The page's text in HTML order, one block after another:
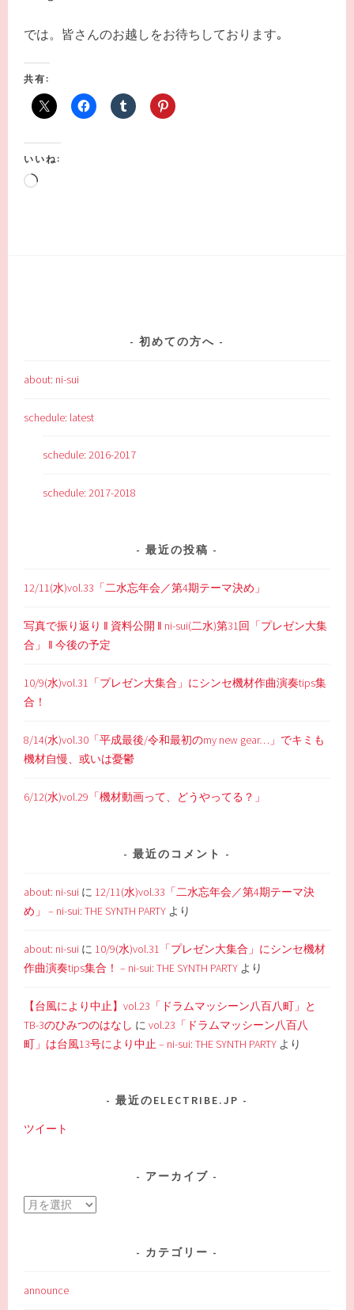
では。皆さんのお越しをお待ちしております｡
共有:
いいね:
読
初めての方へ
about: ni-sui
schedule: latest
schedule: 2016-2017
schedule: 2017-2018
最近の投稿
12/11(水)vol.33「二水忘年会／第4期テーマ決め」
写真で振り返り ‖ 資料公開 ‖ ni-sui(二水)第31回「プレゼン大集
合」 ‖ 今後の予定
10/9(水)vol.31「プレゼン大集合」にシンセ機材作曲演奏tips集
合！
8/14(水)vol.30「平成最後/令和最初のmy new gear…」でキミも
機材自慢、或いは憂鬱
6/12(水)vol.29「機材動画って、どうやってる？」
最近のコメント
about: ni-sui に 12/11(水)vol.33「二水忘年会／第4期テーマ決
め」 – ni-sui: THE SYNTH PARTY より
about: ni-sui に 10/9(水)vol.31「プレゼン大集合」にシンセ機材
作曲演奏tips集合！ – ni-sui: THE SYNTH PARTY より
【台風により中止】vol.23「ドラムマッシーン八百八町」と
TB-3のひみつのはなし にvol.23「ドラムマッシーン八百八
町」は台風13号により中止 – ni-sui: THE SYNTH PARTY より
最近のELECTRIBE.JP
ツイート
アーカイブ
ア
カテゴリー
announce